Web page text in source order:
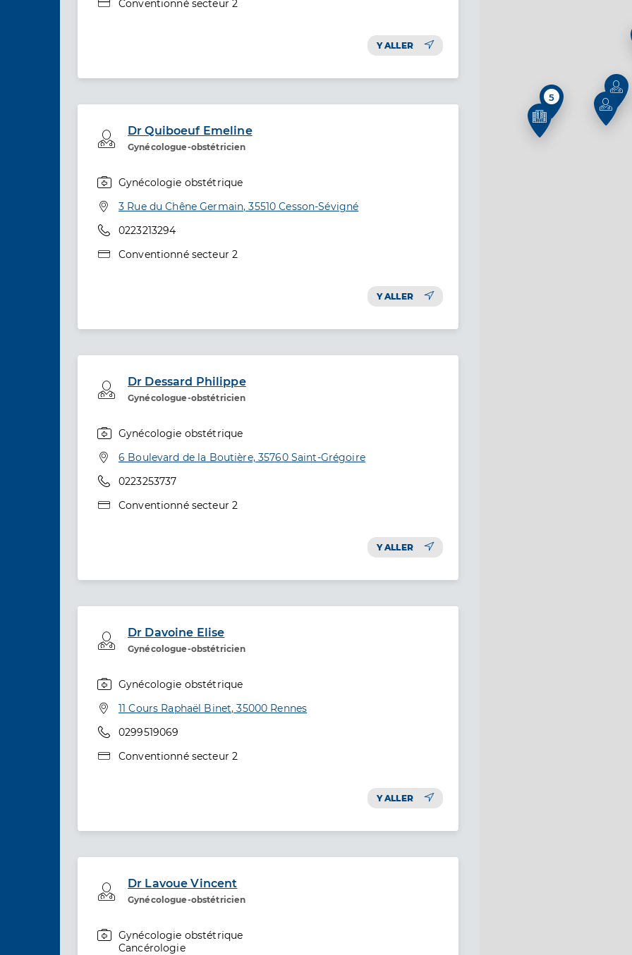
Type de convention
Conventionné secteur 2
Y ALLER
Dr Quiboeuf Emeline
Gynécologue-obstétricien
Professionel de santé
Gynécologie obstétrique
Adresse
3 Rue du Chêne Germain, 35510 Cesson-Sévigné
Téléphone
0223213294
Type de convention
Conventionné secteur 2
Y ALLER
Dr Dessard Philippe
Gynécologue-obstétricien
Professionel de santé
Gynécologie obstétrique
Adresse
6 Boulevard de la Boutière, 35760 Saint-Grégoire
Téléphone
0223253737
Type de convention
Conventionné secteur 2
Y ALLER
Dr Davoine Elise
Gynécologue-obstétricien
Professionel de santé
Gynécologie obstétrique
Adresse
11 Cours Raphaël Binet, 35000 Rennes
Téléphone
0299519069
Type de convention
Conventionné secteur 2
Y ALLER
Dr Lavoue Vincent
Gynécologue-obstétricien
Professionel de santé
Spécialités
Gynécologie obstétrique
Cancérologie
5